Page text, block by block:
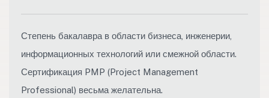
Степень бакалавра в области бизнеса, инженерии,
информационных технологий или смежной области.
Сертификация PMP (Project Management
Professional) весьма желательна.